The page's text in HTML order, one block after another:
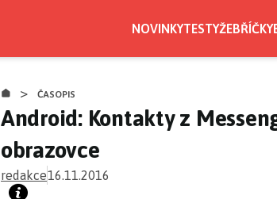
NOVINKYTESTYŽEBŘÍČKY
> ČASOPIS
Android: Kontakty z
obrazovce
redakce16.11.2016